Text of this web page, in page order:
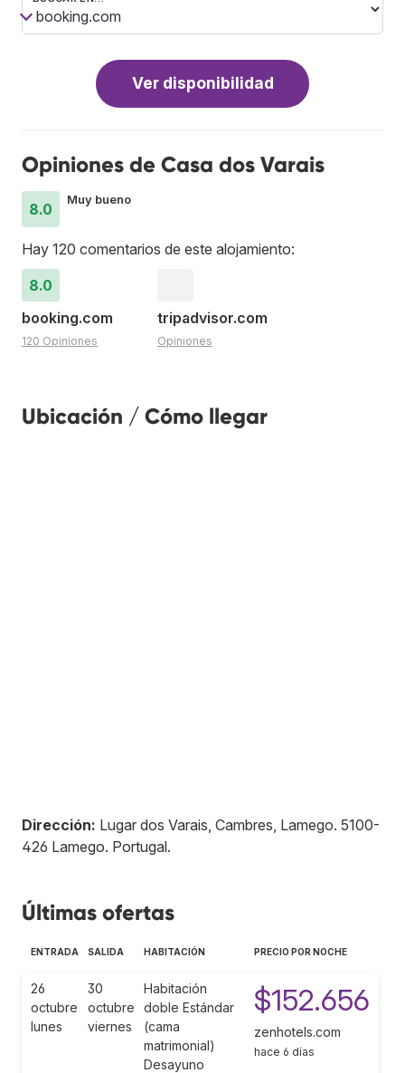
Ver disponibilidad
Opiniones de Casa dos Varais
8.0
Muy bueno
Hay 120 comentarios de este alojamiento:
8.0
booking.com
120 Opiniones
tripadvisor.com
Opiniones
Ubicación / Cómo llegar
Dirección: Lugar dos Varais, Cambres, Lamego. 5100-
426 Lamego. Portugal.
Últimas ofertas
ENTRADA SALIDA HABITACIÓN PRECIO POR NOCHE
26
octubre
lunes
30
octubre
viernes
Habitación
doble Estándar
(cama
matrimonial)
Desayuno
$152.656
zenhotels.com
hace 6 días